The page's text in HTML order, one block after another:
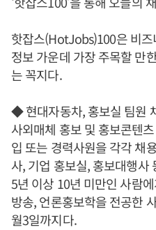
핫잡스(HotJobs)100은 비
정보 가운데 가장 주목할 만
는 꼭지다.
◆ 현대자동차, 홍보실 팀원
사외매체 홍보 및 홍보콘텐
입 또는 경력사원을 각각 채
사, 기업 홍보실, 홍보대행사
5년 이상 10년 미만인 사람
방송, 언론홍보학을 전공한
월3일까지다.